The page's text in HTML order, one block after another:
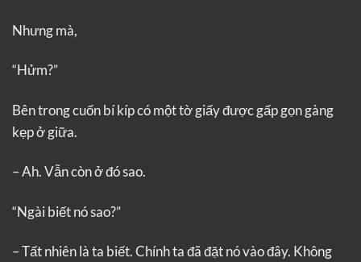
Nhưng mà,
“Hửm?”
Bên trong cuốn bí kíp có một tờ giấy được gấp gọn gàng
kẹp ở giữa.
– Ah. Vẫn còn ở đó sao.
“Ngài biết nó sao?”
– Tất nhiên là ta biết. Chính ta đã đặt nó vào đây. Không